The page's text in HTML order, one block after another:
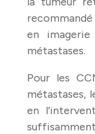
en imagerie
métastases.
Pour les
métastases,
en